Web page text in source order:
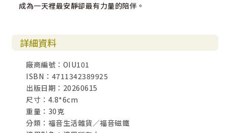
成為一天裡最安靜卻最有力量的陪伴。
詳細資料
廠商編號：OIU101
ISBN：4711342389925
出版日期：20260615
尺寸：4.8*6cm
重量：30克
分類：福音生活雜貨／福音磁鐵